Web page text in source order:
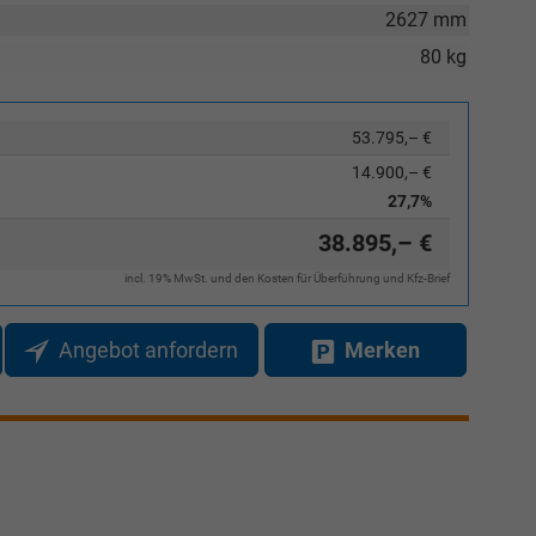
2627 mm
80 kg
53.795,– €
14.900,– €
27,7%
38.895,– €
incl. 19% MwSt. und den Kosten für Überführung und Kfz-Brief
Angebot anfordern Merken
Elvedin Calakovic